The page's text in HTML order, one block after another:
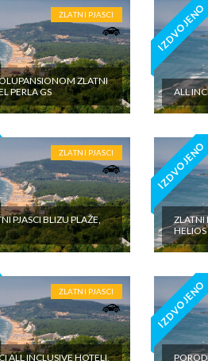
ZLATNI PJASCI
ZLATNI
PERLA GS
IZDVOJENO
ALL
ZLATNI PJASCI
PJASCI BLIZU PLAŽE,
IZDVOJENO
ZLATNI
HELIOS
ZLATNI PJASCI
ALL INCLUSIVE HOTELI,
IZDVOJENO